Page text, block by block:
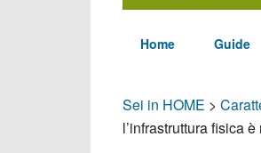
Home Guide
Sei in HOME >
l’infrastruttura fisica